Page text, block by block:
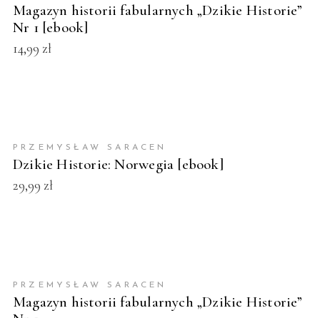
Magazyn historii fabularnych „Dzikie Historie”
Nr 1 [ebook]
14,99 zł
NOWOŚĆ
PRZEMYSŁAW SARACEN
Dzikie Historie: Norwegia [ebook]
29,99 zł
PRZEMYSŁAW SARACEN
Magazyn historii fabularnych „Dzikie Historie”